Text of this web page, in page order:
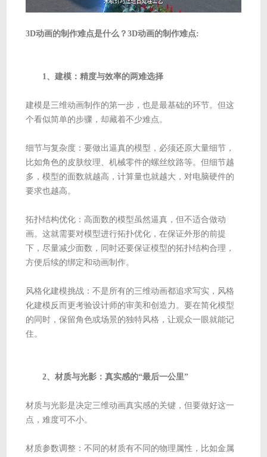
3D动画的制作难点是什么？3D动画的制作难点:
1、建模：精度与效率的两难选择
建模是三维动画制作的第一步，也是最基础的环节。但这
个看似简单的步骤，却藏着不少难点。
细节与复杂度：要做出逼真的模型，必须还原大量细节，
比如角色的皮肤纹理、机械零件的螺丝纹路等。但细节越
多，模型的面数就越高，计算量也就越大，对电脑硬件的
要求也越高。
拓扑结构优化：高面数的模型虽然逼真，但不适合做动
画。这就需要对模型进行拓扑优化，在保证外形的前提
下，尽量减少面数，同时还要保证模型的拓扑结构合理，
方便后续的绑定和动画制作。
风格化建模挑战：不是所有的三维动画都追求写实，风格
化建模反而更考验设计师的审美和创造力。要在简化模型
的同时，保留角色或场景的独特风格，让观众一眼就能记
住。
2、材质与光影：真实感的“最后一公里”
材质与光影是决定三维动画真实感的关键，但要做好这一
点，难度可不小。
材质参数调整：不同的材质有不同的物理属性，比如金属